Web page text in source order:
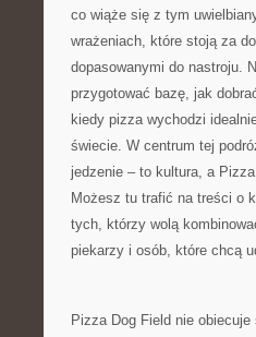
co wiąże się z tym
wrażeniach, które stoją za
dopasowanymi do nastroju.
przygotować bazę, jak
kiedy pizza wychodzi
świecie. W centrum tej
jedzenie – to kultura, a
Możesz tu trafić na treści o
tych, którzy wolą
piekarzy i osób, które chcą
Pizza Dog Field nie